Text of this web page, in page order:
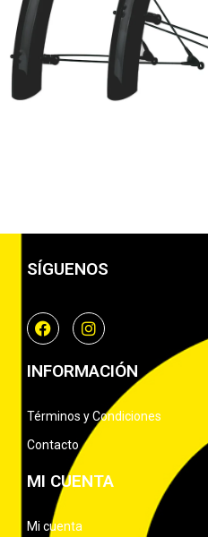
SÍGUENOS
INFORMACIÓN
Términos y Condiciones
Contacto
MI CUENTA
Mi cuenta